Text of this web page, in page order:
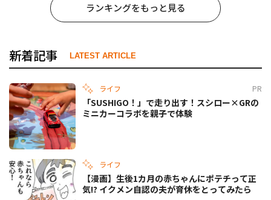
ランキングをもっと見る
新着記事 LATEST ARTICLE
ライフ PR
「SUSHIGO！」で走り出す！スシロー×GRの
ミニカーコラボを親子で体験
ライフ
【漫画】生後1カ月の赤ちゃんにポテチって正
気!? イクメン自認の夫が育休をとってみたら